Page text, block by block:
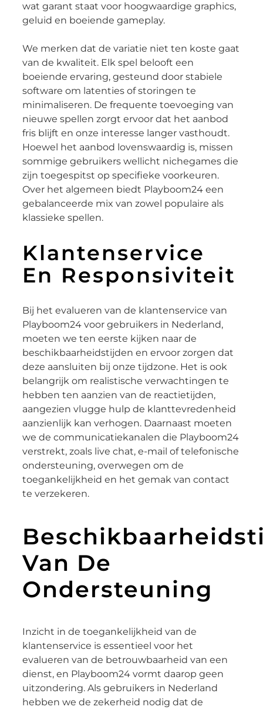
wat garant staat voor hoogwaardige graphics,
geluid en boeiende gameplay.
We merken dat de variatie niet ten koste gaat
van de kwaliteit. Elk spel belooft een
boeiende ervaring, gesteund door stabiele
software om latenties of storingen te
minimaliseren. De frequente toevoeging van
nieuwe spellen zorgt ervoor dat het aanbod
fris blijft en onze interesse langer vasthoudt.
Hoewel het aanbod lovenswaardig is, missen
sommige gebruikers wellicht nichegames die
zijn toegespitst op specifieke voorkeuren.
Over het algemeen biedt Playboom24 een
gebalanceerde mix van zowel populaire als
klassieke spellen.
Klantenservice
En Responsiviteit
Bij het evalueren van de klantenservice van
Playboom24 voor gebruikers in Nederland,
moeten we ten eerste kijken naar de
beschikbaarheidstijden en ervoor zorgen dat
deze aansluiten bij onze tijdzone. Het is ook
belangrijk om realistische verwachtingen te
hebben ten aanzien van de reactietijden,
aangezien vlugge hulp de klanttevredenheid
aanzienlijk kan verhogen. Daarnaast moeten
we de communicatiekanalen die Playboom24
verstrekt, zoals live chat, e-mail of telefonische
ondersteuning, overwegen om de
toegankelijkheid en het gemak van contact
te verzekeren.
Van De
Ondersteuning
Inzicht in de toegankelijkheid van de
klantenservice is essentieel voor het
evalueren van de betrouwbaarheid van een
dienst, en Playboom24 vormt daarop geen
uitzondering. Als gebruikers in Nederland
hebben we de zekerheid nodig dat de